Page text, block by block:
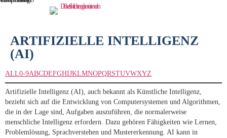
ARTIFIZIELLE INTELLIGENZ
(AI)
ALL0-9ABCDEFGHIJKLMNOPQRSTUVWXYZ
Artifizielle Intelligenz (AI), auch bekannt als Künstliche Intelligenz,
bezieht sich auf die Entwicklung von Computersystemen und Algorithmen,
die in der Lage sind, Aufgaben auszuführen, die normalerweise
menschliche Intelligenz erfordern. Dazu gehören Fähigkeiten wie Lernen,
Problemlösung, Sprachverstehen und Mustererkennung. AI kann in